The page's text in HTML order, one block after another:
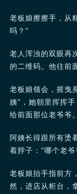
老板娘擦擦手，从
吗？”
老人浑浊的双眼再
的二维码。他往前
老板娘领会，摇曳
姨”，她朝里挥挥
给前面那位老爷爷
阿姨长得跟所有烫
着脖子：“哪个老爷
老板娘抬手指前方
然，进店从柜台，